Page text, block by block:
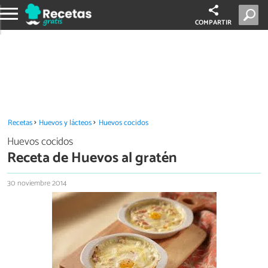
COMPARTIR
Recetas Huevos y lácteos Huevos cocidos
Huevos cocidos
Receta de Huevos al gratén
30 noviembre 2014